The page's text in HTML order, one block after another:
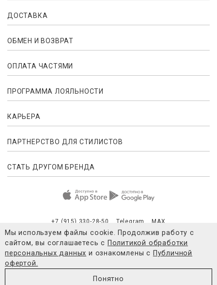
ДОСТАВКА
ОБМЕН И ВОЗВРАТ
ОПЛАТА ЧАСТЯМИ
ПРОГРАММА ЛОЯЛЬНОСТИ
КАРЬЕРА
ПАРТНЕРСТВО ДЛЯ СТИЛИСТОВ
СТАТЬ ДРУГОМ БРЕНДА
+7 (915) 330-28-50 Telegram MAX
Согласие на обработку персональных
© 2021-2026 4FORMS
Мы используем файлы cookie. Продолжив работу с
сайтом, вы соглашаетесь с Политикой обработки
персональных данных и ознакомлены с Публичной
офертой.
Понятно